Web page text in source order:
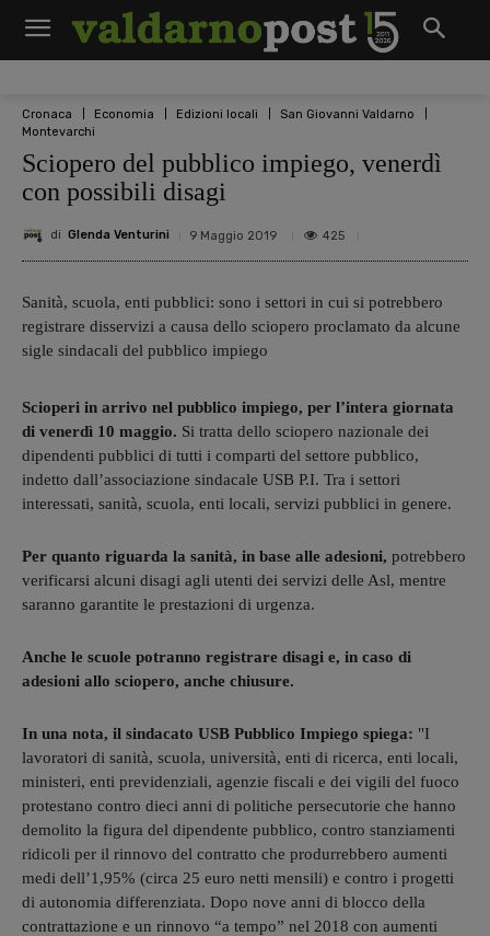
Cronaca Economia Edizioni locali
San Giovanni Valdarno
Montevarchi
Sciopero del pubblico impiego, venerdì
con possibili disagi
di Glenda Venturini 9 Maggio 2019 425
Sanità, scuola, enti pubblici: sono i settori in cui si potrebbero
registrare disservizi a causa dello sciopero proclamato da alcune
sigle sindacali del pubblico impiego
Scioperi in arrivo nel pubblico impiego, per l’intera giornata
di venerdì 10 maggio. Si tratta dello sciopero nazionale dei
dipendenti pubblici di tutti i comparti del settore pubblico,
indetto dall’associazione sindacale USB P.I. Tra i settori
interessati, sanità, scuola, enti locali, servizi pubblici in genere.
Per quanto riguarda la sanità, in base alle adesioni, potrebbero
verificarsi alcuni disagi agli utenti dei servizi delle Asl, mentre
saranno garantite le prestazioni di urgenza.
Anche le scuole potranno registrare disagi e, in caso di
adesioni allo sciopero, anche chiusure.
In una nota, il sindacato USB Pubblico Impiego spiega: "I
lavoratori di sanità, scuola, università, enti di ricerca, enti locali,
ministeri, enti previdenziali, agenzie fiscali e dei vigili del fuoco
protestano contro dieci anni di politiche persecutorie che hanno
demolito la figura del dipendente pubblico, contro stanziamenti
ridicoli per il rinnovo del contratto che produrrebbero aumenti
medi dell’1,95% (circa 25 euro netti mensili) e contro i progetti
di autonomia differenziata. Dopo nove anni di blocco della
contrattazione e un rinnovo “a tempo” nel 2018 con aumenti